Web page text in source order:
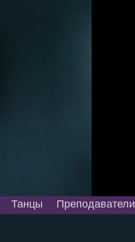
Танцы Преподаватели